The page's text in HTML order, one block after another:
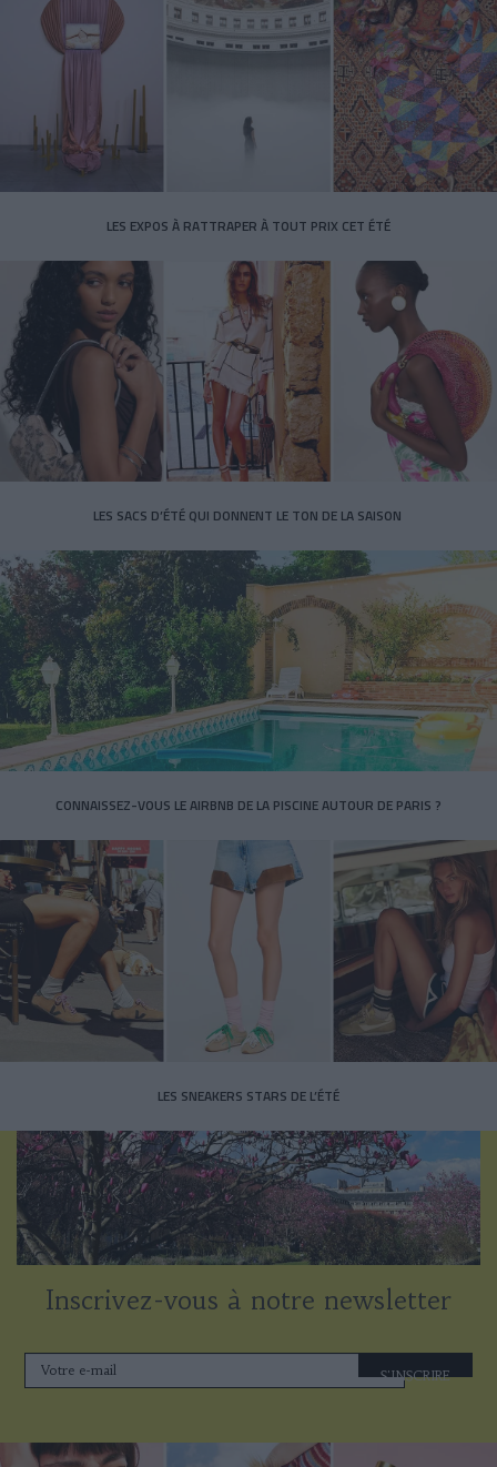
LES EXPOS À RATTRAPER À TOUT PRIX CET ÉTÉ
LES SACS D’ÉTÉ QUI DONNENT LE TON DE LA SAISON
CONNAISSEZ-VOUS LE AIRBNB DE LA PISCINE AUTOUR DE PARIS ?
LES SNEAKERS STARS DE L’ÉTÉ
Inscrivez-vous à notre newsletter
S'INSCRIRE